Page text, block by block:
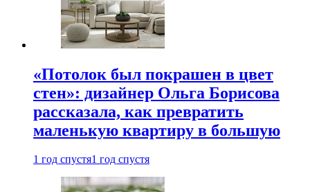
«Потолок был покрашен в цвет
стен»: дизайнер Ольга Борисова
рассказала, как превратить
маленькую квартиру в большую
1 год спустя1 год спустя